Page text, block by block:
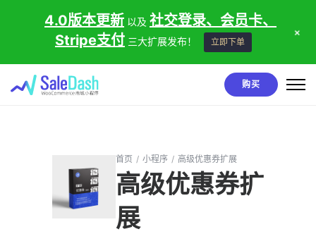
购买
首页 / 小程序 / 高级优惠券扩展
高级优惠券扩
展
4.0版本更新 以及 社交登录、会员卡、
Stripe支付 三大扩展发布！ 立即下单
+